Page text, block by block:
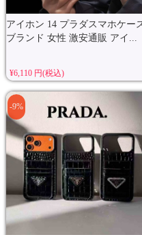
アイホン 14 プラダスマホケー
ブランド 女性 激安通販 アイ...
¥6,110 円(税込)
-9%